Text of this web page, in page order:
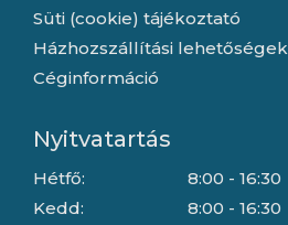
Süti (cookie) tájékoztató
Házhozszállítási lehetőségek
Céginformáció
Nyitvatartás
Hétfő:
Kedd:
8:00 - 16:30
8:00 - 16:30